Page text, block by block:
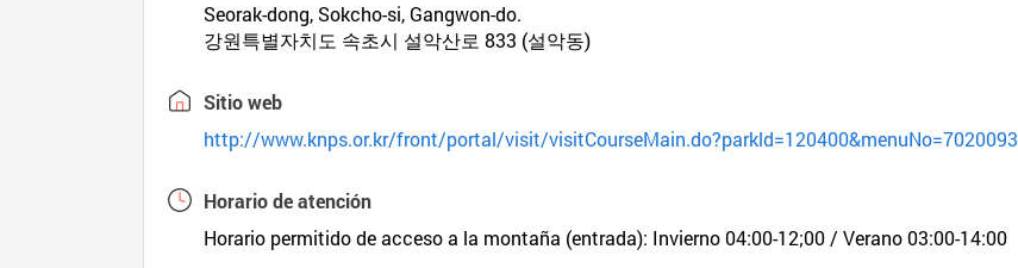
Seorak-dong, Sokcho-si, Gangwon-do.
강원특별자치도 속초시 설악산로 833 (설악동)
Sitio web
http://www.knps.or.kr/front/portal/visit/visitCourseMain.do?parkld=120400&menuNo=7020093
Horario de atención
Horario permitido de acceso a la montaña (entrada): Invierno 04:00-12;00 / Verano 03:00-14:00